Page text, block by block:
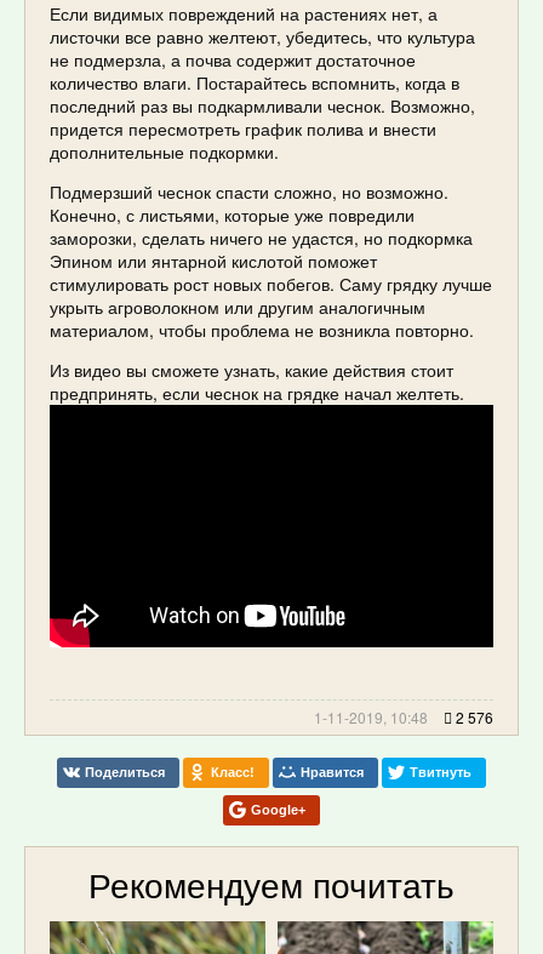
Если видимых повреждений на растениях нет, а
листочки все равно желтеют, убедитесь, что культура
не подмерзла, а почва содержит достаточное
количество влаги. Постарайтесь вспомнить, когда в
последний раз вы подкармливали чеснок. Возможно,
придется пересмотреть график полива и внести
дополнительные подкормки.
Подмерзший чеснок спасти сложно, но возможно.
Конечно, с листьями, которые уже повредили
заморозки, сделать ничего не удастся, но подкормка
Эпином или янтарной кислотой поможет
стимулировать рост новых побегов. Саму грядку лучше
укрыть агроволокном или другим аналогичным
материалом, чтобы проблема не возникла повторно.
Из видео вы сможете узнать, какие действия стоит
предпринять, если чеснок на грядке начал желтеть.
1-11-2019, 10:48 2 576
Поделиться Класс! Нравится Твитнуть
Google+
Рекомендуем почитать